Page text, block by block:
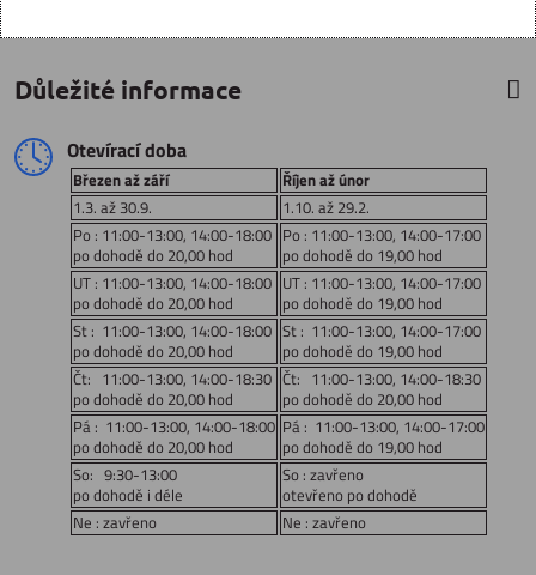
Důležité informace
Otevírací doba
Březen až září
Říjen až únor
1.3. až 30.9.
1.10. až 29.2.
Po : 11:00-13:00, 14:00-18:00
po dohodě do 20,00 hod
Po : 11:00-13:00, 14:00-17:00
po dohodě do 19,00 hod
UT : 11:00-13:00, 14:00-18:00
po dohodě do 20,00 hod
UT : 11:00-13:00, 14:00-17:00
po dohodě do 19,00 hod
St : 11:00-13:00, 14:00-18:00
po dohodě do 20,00 hod
St : 11:00-13:00, 14:00-17:00
po dohodě do 19,00 hod
Čt: 11:00-13:00, 14:00-18:30
po dohodě do 20,00 hod
Čt: 11:00-13:00, 14:00-18:30
po dohodě do 20,00 hod
Pá : 11:00-13:00, 14:00-18:00
po dohodě do 20,00 hod
Pá : 11:00-13:00, 14:00-17:00
po dohodě do 19,00 hod
So: 9:30-13:00
po dohodě i déle
So : zavřeno
otevřeno po dohodě
Ne : zavřeno
Ne : zavřeno